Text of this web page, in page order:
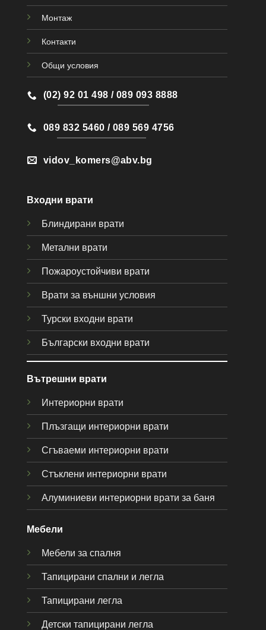
Монтаж
Контакти
Общи условия
(02) 92 01 498 / 089 093 8888
089 832 5460 / 089 569 4756
vidov_komers@abv.bg
Входни врати
Блиндирани врати
Метални врати
Пожароустойчиви врати
Врати за външни условия
Турски входни врати
Български входни врати
Вътрешни врати
Интериорни врати
Плъзгащи интериорни врати
Сгъваеми интериорни врати
Стъклени интериорни врати
Алуминиеви интериорни врати за баня
Мебели
Мебели за спалня
Тапицирани спални и легла
Тапицирани легла
Детски тапицирани легла